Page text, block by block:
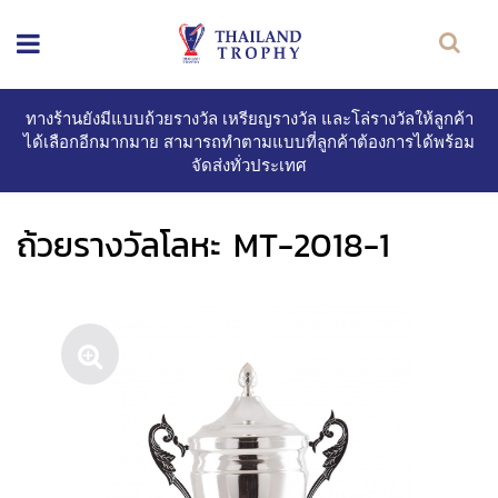
ทางร้านยังมีแบบถ้วยรางวัล เหรียญรางวัล และโล่รางวัลให้ลูกค้า
ได้เลือกอีกมากมาย สามารถทำตามแบบที่ลูกค้าต้องการได้พร้อม
จัดส่งทั่วประเทศ
ถ้วยรางวัลโลหะ MT-2018-1